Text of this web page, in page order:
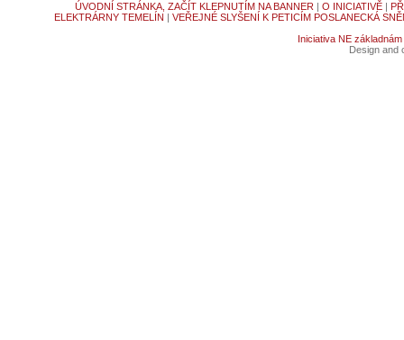
ÚVODNÍ STRÁNKA, ZAČÍT KLEPNUTÍM NA BANNER | O INICIATIVĚ|
ELEKTRÁRNY TEMELÍN | VEŘEJNÉ SLYŠENÍ K PETICÍM POSLANECKÁ
Iniciativa NE základnám
Design and